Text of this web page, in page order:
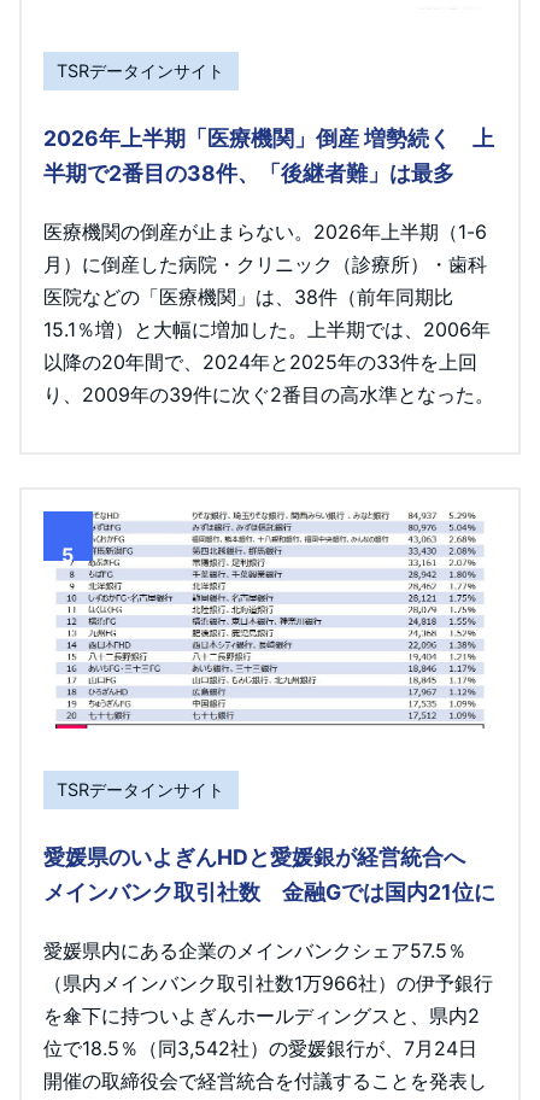
TSRデータインサイト
2026年上半期「医療機関」倒産 増勢続く 上
半期で2番目の38件、「後継者難」は最多
医療機関の倒産が止まらない。2026年上半期（1-6
月）に倒産した病院・クリニック（診療所）・歯科
医院などの「医療機関」は、38件（前年同期比
15.1％増）と大幅に増加した。上半期では、2006年
以降の20年間で、2024年と2025年の33件を上回
り、2009年の39件に次ぐ2番目の高水準となった。
5
TSRデータインサイト
愛媛県のいよぎんHDと愛媛銀が経営統合へ
メインバンク取引社数 金融Gでは国内21位に
愛媛県内にある企業のメインバンクシェア57.5％
（県内メインバンク取引社数1万966社）の伊予銀行
を傘下に持ついよぎんホールディングスと、県内2
位で18.5％（同3,542社）の愛媛銀行が、7月24日
開催の取締役会で経営統合を付議することを発表し